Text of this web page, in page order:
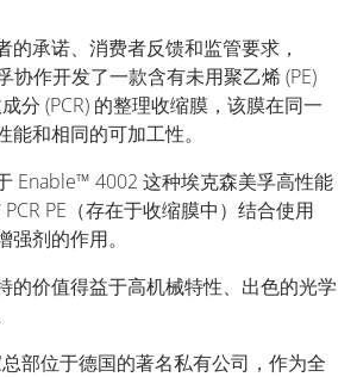
的承诺、消费者反馈和监管要求，
协作开发了一款含有未用聚乙烯 (PE)
分 (PCR) 的整理收缩膜，该膜在同一
和相同的可加工性。
Enable™ 4002 这种埃克森美孚高性能
PE（存在于收缩膜中）结合使用
剂的作用。
的价值得益于高机械特性、出色的光学
部位于德国的著名私有公司，作为全